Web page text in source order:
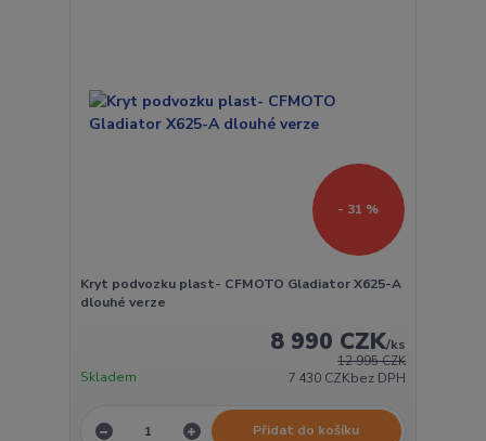
- 31 %
Kryt podvozku plast- CFMOTO Gladiator X625-A
dlouhé verze
12 995 CZK
8 990 CZK/ks
7 430 CZKbez DPH
Skladem
Přidat do košíku